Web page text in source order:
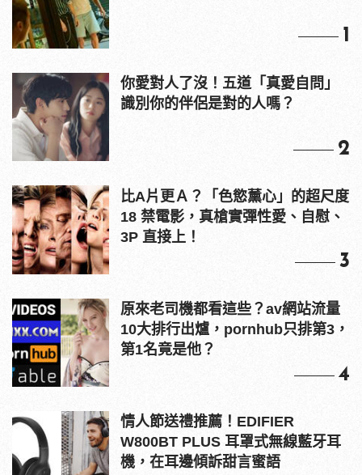
1
你愛對人了沒！五道「真愛自問」
識別你的伴侶是對的人嗎？
2
比A片更Ａ？「色慾薰心」的超尺度
18 禁電影，真槍實彈性愛、自慰、
3P 直接上！
3
原來老司機都看這些？av網站流量
10大排行出爐，pornhub只排第3，
第1名竟是他？
4
情人節送禮推薦！EDIFIER
W800BT PLUS 耳罩式無線藍牙耳
機，在耳邊傾訴甜言蜜語